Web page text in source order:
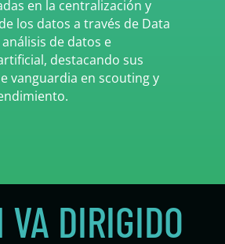
en la centralización y
los datos a través de Data
de datos e
destacando sus
vanguardia en scouting y
DIRIGIDO